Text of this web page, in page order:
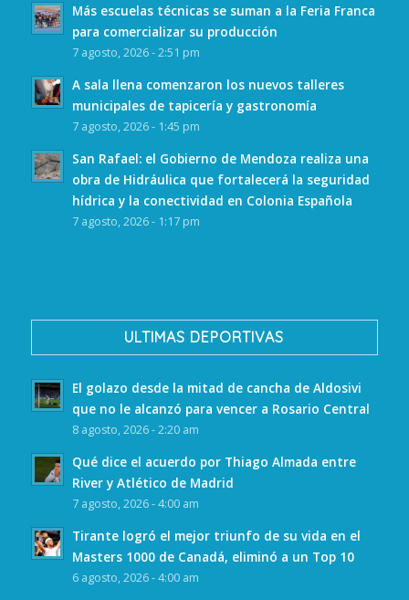
Más escuelas técnicas se suman a la Feria Franca
para comercializar su producción
7 agosto, 2026 - 2:51 pm
A sala llena comenzaron los nuevos talleres
municipales de tapicería y gastronomía
7 agosto, 2026 - 1:45 pm
San Rafael: el Gobierno de Mendoza realiza una
obra de Hidráulica que fortalecerá la seguridad
hídrica y la conectividad en Colonia Española
7 agosto, 2026 - 1:17 pm
ULTIMAS DEPORTIVAS
El golazo desde la mitad de cancha de Aldosivi
que no le alcanzó para vencer a Rosario Central
8 agosto, 2026 - 2:20 am
Qué dice el acuerdo por Thiago Almada entre
River y Atlético de Madrid
7 agosto, 2026 - 4:00 am
Tirante logró el mejor triunfo de su vida en el
Masters 1000 de Canadá, eliminó a un Top 10
6 agosto, 2026 - 4:00 am